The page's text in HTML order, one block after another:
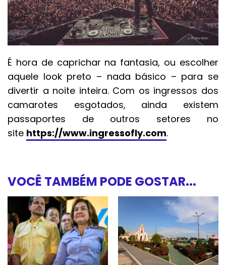
É hora de caprichar na fantasia, ou escolher
aquele look preto – nada básico – para se
divertir a noite inteira. Com os ingressos dos
camarotes esgotados, ainda existem
passaportes de outros setores no
site https://www.ingressofly.com.
VOCÊ TAMBÉM PODE GOSTAR...